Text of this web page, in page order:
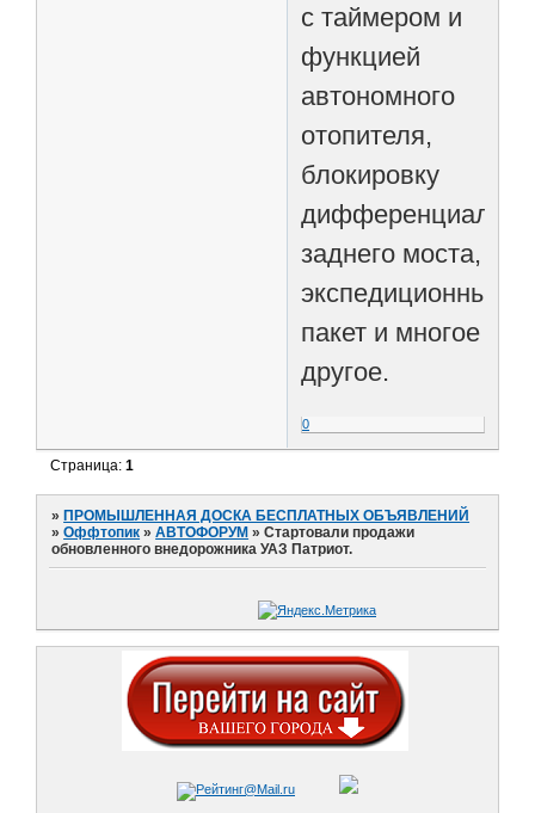
с таймером и
функцией
автономного
отопителя,
блокировку
дифференциала
заднего моста,
экспедиционный
пакет и многое
другое.
0
Страница:1
» ПРОМЫШЛЕННАЯ ДОСКА БЕСПЛАТНЫХ ОБЪЯВЛЕНИЙ
»Оффтопик »АВТОФОРУМ »Стартовали продажи
обновленного внедорожника УАЗ Патриот.